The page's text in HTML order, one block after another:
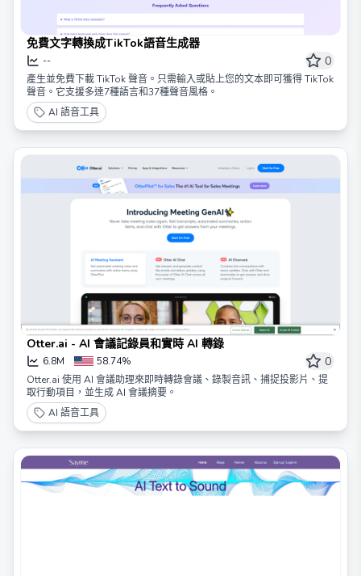
免費文字轉換成TikTok語音生成器
-- 0
產生並免費下載 TikTok 聲音。只需輸入或貼上您的文本即可獲得 TikTok
聲音。它支援多達7種語言和37種聲音風格。
AI 語音工具
Otter.ai - AI 會議記錄員和實時 AI 轉錄
6.8M 58.74% 0
Otter.ai 使用 AI 會議助理來即時轉錄會議、錄製音訊、捕捉投影片、提
取行動項目，並生成 AI 會議摘要。
AI 語音工具